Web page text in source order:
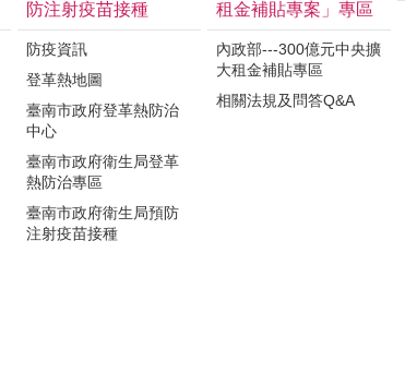
防注射疫苗接種
防疫資訊
登革熱地圖
臺南市政府登革熱防治
中心
臺南市政府衛生局登革
熱防治專區
臺南市政府衛生局預防
注射疫苗接種
租金補貼專案」專區
內政部---300億元中央擴
大租金補貼專區
相關法規及問答Q&A